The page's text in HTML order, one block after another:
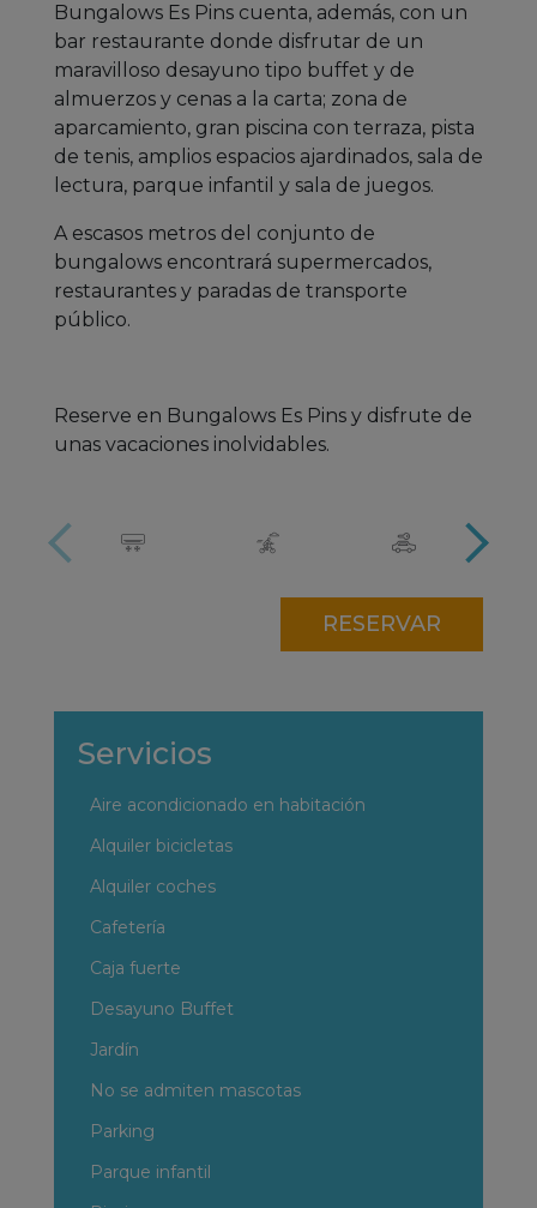
Bungalows Es Pins cuenta, además, con un
bar restaurante donde disfrutar de un
maravilloso desayuno tipo buffet y de
almuerzos y cenas a la carta; zona de
aparcamiento, gran piscina con terraza, pista
de tenis, amplios espacios ajardinados, sala de
lectura, parque infantil y sala de juegos.
A escasos metros del conjunto de
bungalows encontrará supermercados,
restaurantes y paradas de transporte
público.
Reserve en Bungalows Es Pins y disfrute de
unas vacaciones inolvidables.
RESERVAR
Servicios
Aire acondicionado en habitación
Alquiler bicicletas
Alquiler coches
Cafetería
Caja fuerte
Desayuno Buffet
Jardín
No se admiten mascotas
Parking
Parque infantil